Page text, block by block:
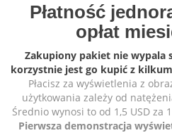
Płatność
opłat
Zakupiony pakiet nie wypala
korzystnie jest go kupić z
Płacisz za wyświetlenia z
użytkowania zależy od
Średnio wynosi to od 1,5 USD za
Pierwsza demonstracja